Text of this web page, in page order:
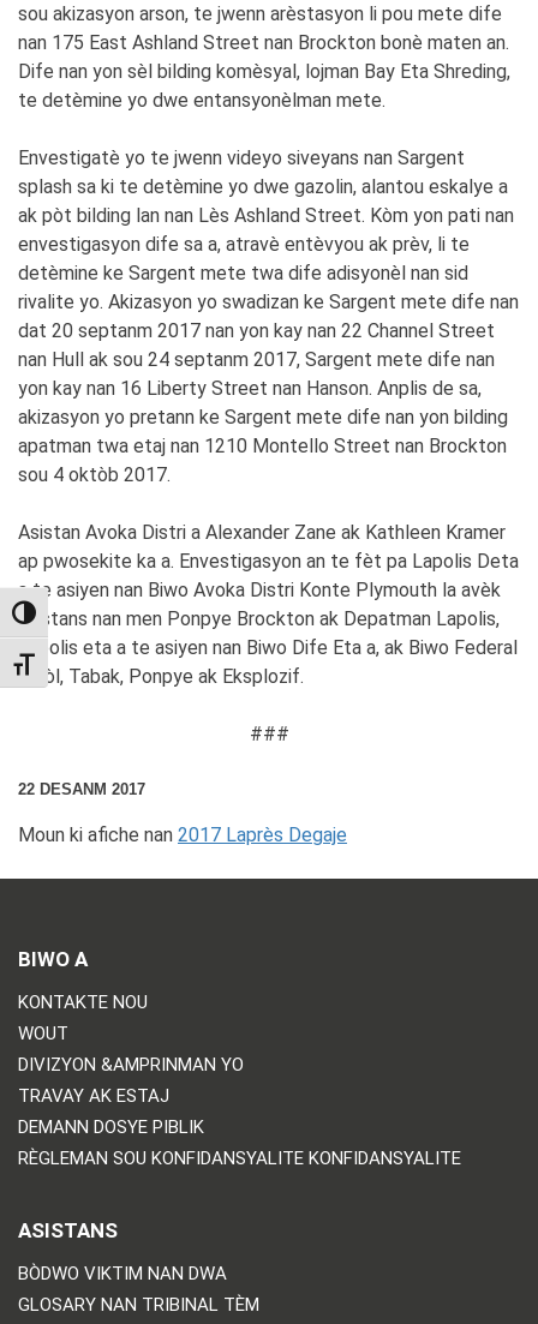
TOGGLE HIGH CONTRAST
TOGGLE FONT SIZE
sou akizasyon arson, te jwenn arèstasyon li pou mete dife
nan 175 East Ashland Street nan Brockton bonè maten an.
Dife nan yon sèl bilding komèsyal, lojman Bay Eta Shreding,
te detèmine yo dwe entansyonèlman mete.
Envestigatè yo te jwenn videyo siveyans nan Sargent
splash sa ki te detèmine yo dwe gazolin, alantou eskalye a
ak pòt bilding lan nan Lès Ashland Street. Kòm yon pati nan
envestigasyon dife sa a, atravè entèvyou ak prèv, li te
detèmine ke Sargent mete twa dife adisyonèl nan sid
rivalite yo. Akizasyon yo swadizan ke Sargent mete dife nan
dat 20 septanm 2017 nan yon kay nan 22 Channel Street
nan Hull ak sou 24 septanm 2017, Sargent mete dife nan
yon kay nan 16 Liberty Street nan Hanson. Anplis de sa,
akizasyon yo pretann ke Sargent mete dife nan yon bilding
apatman twa etaj nan 1210 Montello Street nan Brockton
sou 4 oktòb 2017.
Asistan Avoka Distri a Alexander Zane ak Kathleen Kramer
ap pwosekite ka a. Envestigasyon an te fèt pa Lapolis Deta
a te asiyen nan Biwo Avoka Distri Konte Plymouth la avèk
asistans nan men Ponpye Brockton ak Depatman Lapolis,
Lapolis eta a te asiyen nan Biwo Dife Eta a, ak Biwo Federal
Alkòl, Tabak, Ponpye ak Eksplozif.
###
22 DESANM 2017
Moun ki afiche nan 2017 Laprès Degaje
BIWO A
KONTAKTE NOU
WOUT
DIVIZYON &AMPRINMAN YO
TRAVAY AK ESTAJ
DEMANN DOSYE PIBLIK
RÈGLEMAN SOU KONFIDANSYALITE KONFIDANSYALITE
ASISTANS
BÒDWO VIKTIM NAN DWA
GLOSARY NAN TRIBINAL TÈM